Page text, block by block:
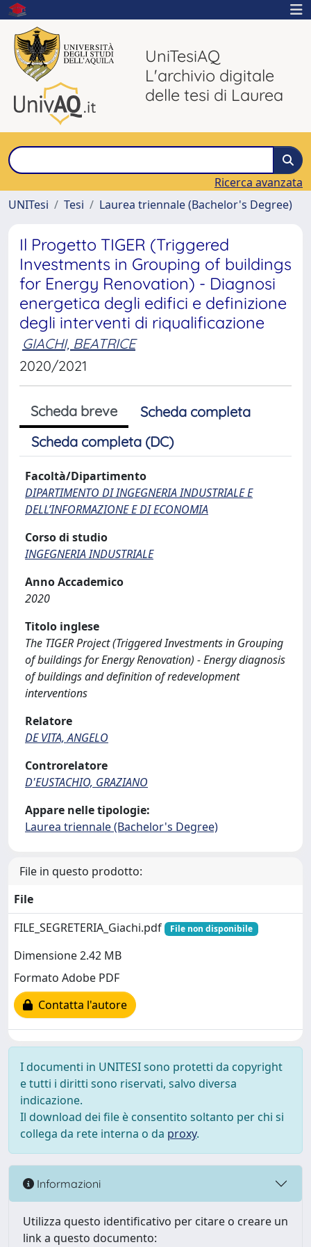
UniTesiAQ
L'archivio digitale
delle tesi di Laurea
Ricerca avanzata
UNITesi
Tesi Laurea triennale (Bachelor's Degree)
Il Progetto TIGER (Triggered
Investments in Grouping of buildings
for Energy Renovation) - Diagnosi
energetica degli edifici e definizione
degli interventi di riqualificazione
GIACHI, BEATRICE
2020/2021
Scheda breve
Scheda completa
Scheda completa (DC)
Facoltà/Dipartimento
DIPARTIMENTO DI INGEGNERIA INDUSTRIALE E
DELL’INFORMAZIONE E DI ECONOMIA
Corso di studio
INGEGNERIA INDUSTRIALE
Anno Accademico
2020
Titolo inglese
The TIGER Project (Triggered Investments in Grouping
of buildings for Energy Renovation) - Energy diagnosis
of buildings and definition of redevelopment
interventions
Relatore
DE VITA, ANGELO
Controrelatore
D'EUSTACHIO, GRAZIANO
Appare nelle tipologie:
Laurea triennale (Bachelor's Degree)
File in questo prodotto:
File
FILE_SEGRETERIA_Giachi.pdf
File non disponibile
Dimensione 2.42 MB
Formato Adobe PDF
Contatta l'autore
I documenti in UNITESI sono protetti da copyright
e tutti i diritti sono riservati, salvo diversa
indicazione.
Il download dei file è consentito soltanto per chi si
collega da rete interna o da proxy.
Informazioni
Utilizza questo identificativo per citare o creare un
link a questo documento: